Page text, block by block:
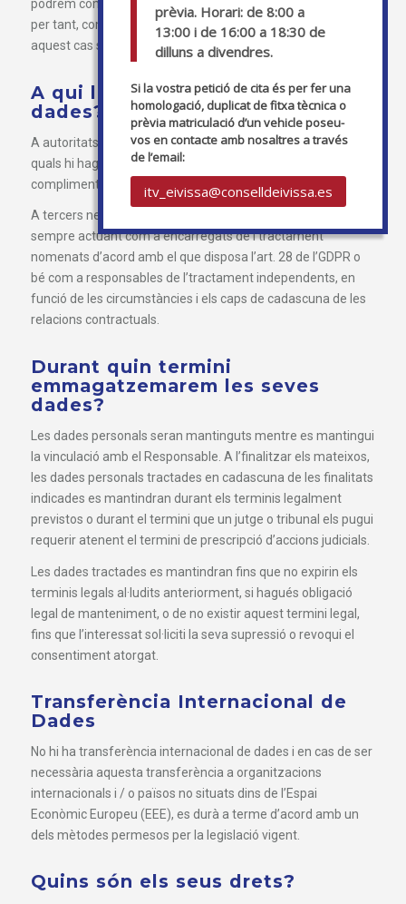
podrem comprometre’ns a prestar-li els serveis acordats i,
per tant, complir amb les obligacions contractuals (en
aquest cas se li informarà degudament).
A qui li comunicarem les seves
dades?
A autoritats, entitats i administracions públiques amb les
quals hi hagi un disposició legal o contractual d’obligat
compliment.
A tercers necessaris per a la prestació dels nostres serveis
sempre actuant com a encarregats de l’tractament
nomenats d’acord amb el que disposa l’art. 28 de l’GDPR o
bé com a responsables de l’tractament independents, en
funció de les circumstàncies i els caps de cadascuna de les
relacions contractuals.
Durant quin termini
emmagatzemarem les seves
dades?
Les dades personals seran mantinguts mentre es mantingui
la vinculació amb el Responsable. A l’finalitzar els mateixos,
les dades personals tractades en cadascuna de les finalitats
indicades es mantindran durant els terminis legalment
previstos o durant el termini que un jutge o tribunal els pugui
requerir atenent el termini de prescripció d’accions judicials.
Les dades tractades es mantindran fins que no expirin els
terminis legals al·ludits anteriorment, si hagués obligació
legal de manteniment, o de no existir aquest termini legal,
fins que l’interessat sol·liciti la seva supressió o revoqui el
consentiment atorgat.
Transferència Internacional de
Dades
No hi ha transferència internacional de dades i en cas de ser
necessària aquesta transferència a organitzacions
internacionals i / o països no situats dins de l’Espai
Econòmic Europeu (EEE), es durà a terme d’acord amb un
dels mètodes permesos per la legislació vigent.
Quins són els seus drets?
prèvia. Horari: de 8:00 a
13:00 i de 16:00 a 18:30 de
dilluns a divendres.
Si la vostra petició de cita és per fer una
homologació, duplicat de fitxa tècnica o
prèvia matriculació d’un vehicle poseu-
vos en contacte amb nosaltres a través
de l’email:
itv_eivissa@conselldeivissa.es